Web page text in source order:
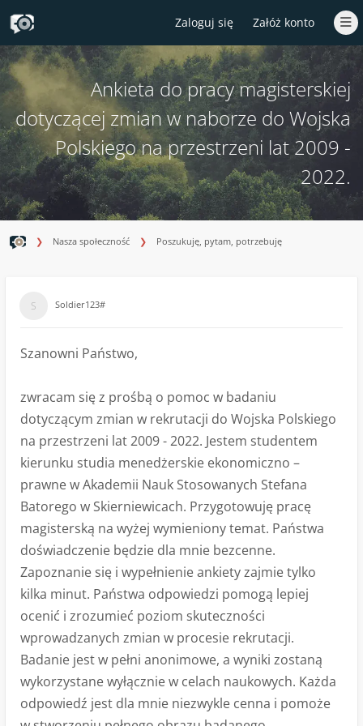
Zaloguj się Załóż konto
Ankieta do pracy magisterskiej
dotyczącej zmian w naborze do Wojska
Polskiego na przestrzeni lat 2009 -
2022.
Nasza społeczność Poszukuję, pytam, potrzebuję
Soldier123#
Szanowni Państwo,
zwracam się z prośbą o pomoc w badaniu
dotyczącym zmian w rekrutacji do Wojska Polskiego
na przestrzeni lat 2009 - 2022. Jestem studentem
kierunku studia menedżerskie ekonomiczno –
prawne w Akademii Nauk Stosowanych Stefana
Batorego w Skierniewicach. Przygotowuję pracę
magisterską na wyżej wymieniony temat. Państwa
doświadczenie będzie dla mnie bezcenne.
Zapoznanie się i wypełnienie ankiety zajmie tylko
kilka minut. Państwa odpowiedzi pomogą lepiej
ocenić i zrozumieć poziom skuteczności
wprowadzanych zmian w procesie rekrutacji.
Badanie jest w pełni anonimowe, a wyniki zostaną
wykorzystane wyłącznie w celach naukowych. Każda
odpowiedź jest dla mnie niezwykle cenna i pomoże